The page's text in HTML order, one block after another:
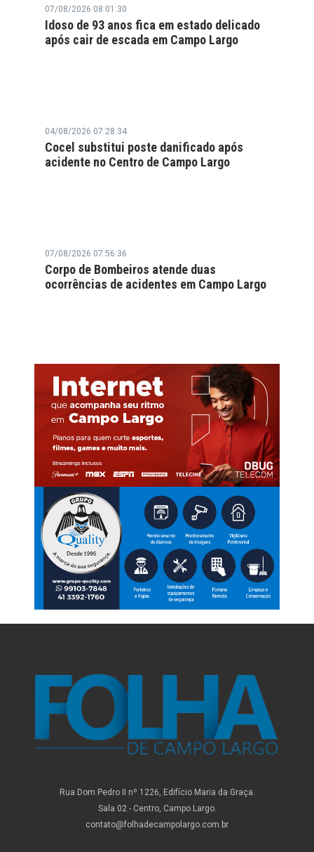
07/08/2026 08:01:30
Idoso de 93 anos fica em estado delicado
após cair de escada em Campo Largo
04/08/2026 07:28:34
Cocel substitui poste danificado após
acidente no Centro de Campo Largo
07/08/2026 07:56:36
Corpo de Bombeiros atende duas
ocorrências de acidentes em Campo Largo
Rua Dom Pedro II nº 1226, Edifício Maria da Graça.
Sala 02 - Centro, Campo Largo.
contato@folhadecampolargo.com.br